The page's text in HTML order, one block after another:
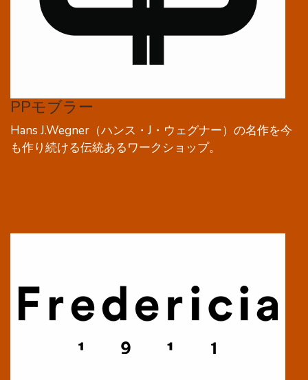
PPモブラー
Hans J.Wegner（ハンス・J・ウェグナー）の名作を今
も作り続ける伝統あるワークショップ。